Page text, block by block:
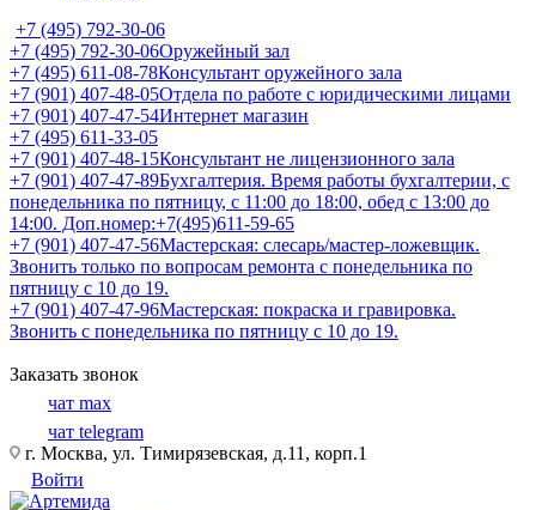
+7 (495) 792-30-06
+7 (495) 792-30-06Оружейный зал
+7 (495) 611-08-78Консультант оружейного зала
+7 (901) 407-48-05Отдела по работе с юридическими лицами
+7 (901) 407-47-54Интернет магазин
+7 (495) 611-33-05
+7 (901) 407-48-15Консультант не лицензионного зала
+7 (901) 407-47-89Бухгалтерия. Время работы бухгалтерии, с
понедельника по пятницу, с 11:00 до 18:00, обед с 13:00 до
14:00. Доп.номер:+7(495)611-59-65
+7 (901) 407-47-56Мастерская: слесарь/мастер-ложевщик.
Звонить только по вопросам ремонта с понедельника по
пятницу с 10 до 19.
+7 (901) 407-47-96Мастерская: покраска и гравировка.
Звонить с понедельника по пятницу с 10 до 19.
Заказать звонок
чат max
чат telegram
г. Москва, ул. Тимирязевская, д.11, корп.1
Войти